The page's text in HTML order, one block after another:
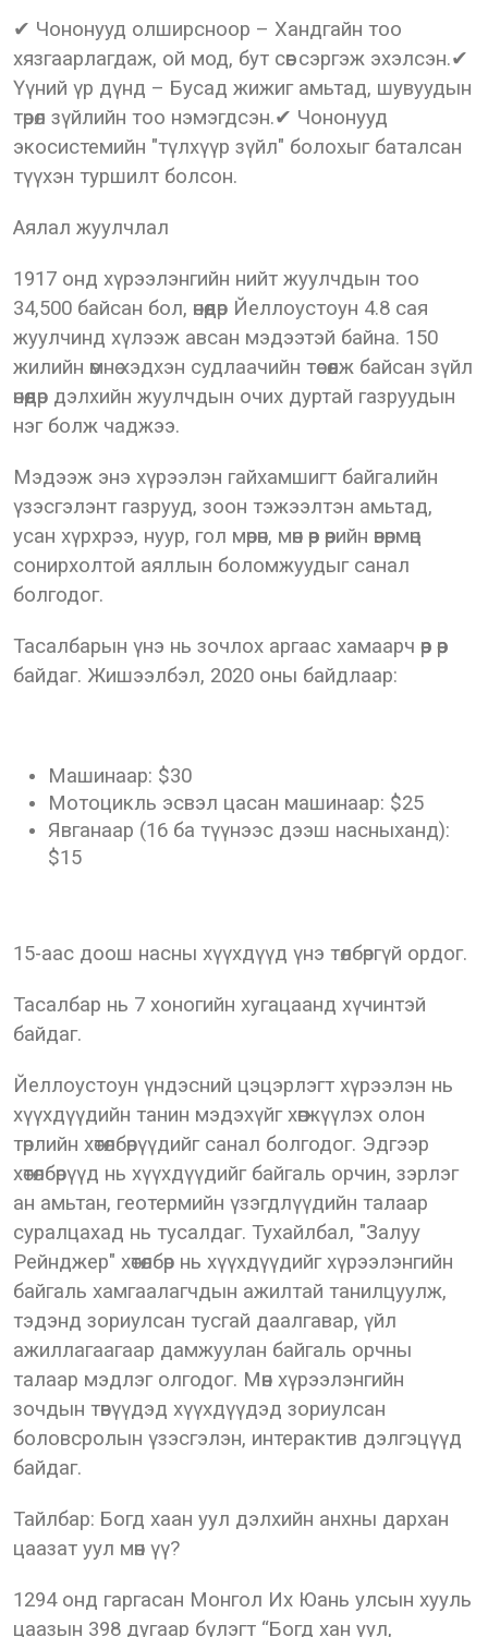
✔ Чононууд олширсноор – Хандгайн тоо
хязгаарлагдаж, ой мод, бут сөөг сэргэж эхэлсэн.✔
Үүний үр дүнд – Бусад жижиг амьтад, шувуудын
төрөл зүйлийн тоо нэмэгдсэн.✔ Чононууд
экосистемийн "түлхүүр зүйл" болохыг баталсан
түүхэн туршилт болсон.
Аялал жуулчлал
1917 онд хүрээлэнгийн нийт жуулчдын тоо
34,500 байсан бол, өнөөдөр Йеллоустоун 4.8 сая
жуулчинд хүлээж авсан мэдээтэй байна. 150
жилийн өмнө хэдхэн судлаачийн төсөөлж байсан зүйл
өнөөдөр дэлхийн жуулчдын очих дуртай газруудын
нэг болж чаджээ.
Мэдээж энэ хүрээлэн гайхамшигт байгалийн
үзэсгэлэнт газрууд, зоон тэжээлтэн амьтад,
усан хүрхрээ, нуур, гол мөрөн, мөн өөр өөрийн өвөрмөц
сонирхолтой аяллын боломжуудыг санал
болгодог.
Тасалбарын үнэ нь зочлох аргаас хамаарч өөр өөр
байдаг. Жишээлбэл, 2020 оны байдлаар:
Машинаар: $30
Мотоцикль эсвэл цасан машинаар: $25
Явганаар (16 ба түүнээс дээш насныханд):
$15
15-аас доош насны хүүхдүүд үнэ төлбөргүй ордог.
Тасалбар нь 7 хоногийн хугацаанд хүчинтэй
байдаг.
Йеллоустоун үндэсний цэцэрлэгт хүрээлэн нь
хүүхдүүдийн танин мэдэхүйг хөгжүүлэх олон
төрлийн хөтөлбөрүүдийг санал болгодог. Эдгээр
хөтөлбөрүүд нь хүүхдүүдийг байгаль орчин, зэрлэг
ан амьтан, геотермийн үзэгдлүүдийн талаар
суралцахад нь тусалдаг. Тухайлбал, "Залуу
Рейнджер" хөтөлбөр нь хүүхдүүдийг хүрээлэнгийн
байгаль хамгаалагчдын ажилтай танилцуулж,
тэдэнд зориулсан тусгай даалгавар, үйл
ажиллагаагаар дамжуулан байгаль орчны
талаар мэдлэг олгодог. Мөн хүрээлэнгийн
зочдын төвүүдэд хүүхдүүдэд зориулсан
боловсролын үзэсгэлэн, интерактив дэлгэцүүд
байдаг.
Тайлбар: Богд хаан уул дэлхийн анхны дархан
цаазат уул мөн үү?
1294 онд гаргасан Монгол Их Юань улсын хууль
цаазын 398 дугаар бүлэгт “Богд хан уул,